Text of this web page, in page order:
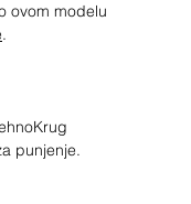
ovom modelu
.
punjenje.